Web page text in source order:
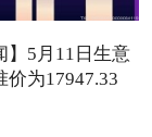
】5月11日生意
价为17947.33